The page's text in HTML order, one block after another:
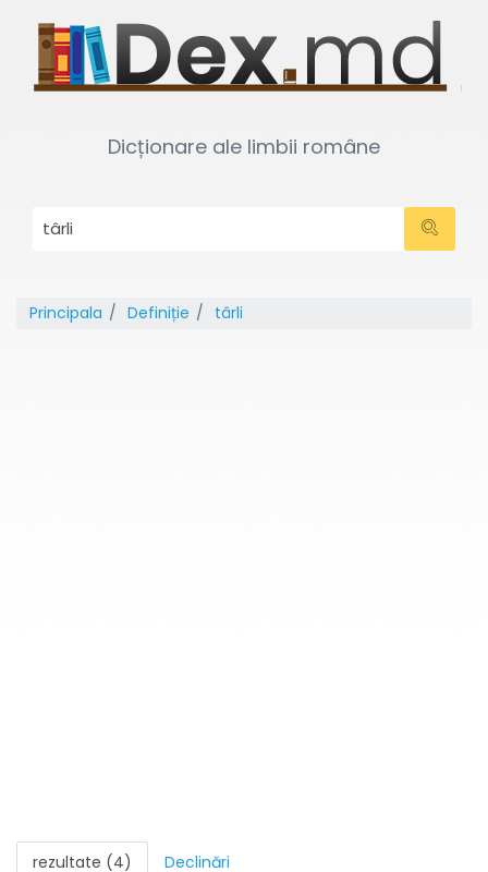
Dicționare ale limbii române
Principala Definiție târli
rezultate (4) Declinări